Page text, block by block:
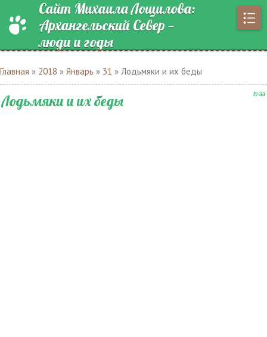
Сайт Михаила Лощилова:
Архангельский Север —
люди и годы
Главная » 2018 » Январь » 31 » Лодьмяки и их беды
19:33
Лодьмяки и их беды